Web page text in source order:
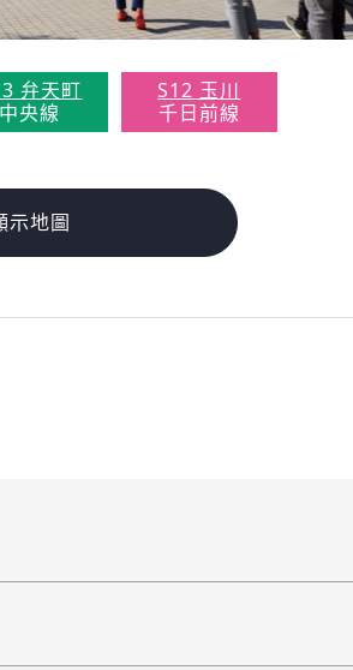
弁天町
中央線
S12 玉川
千日前線
示地圖